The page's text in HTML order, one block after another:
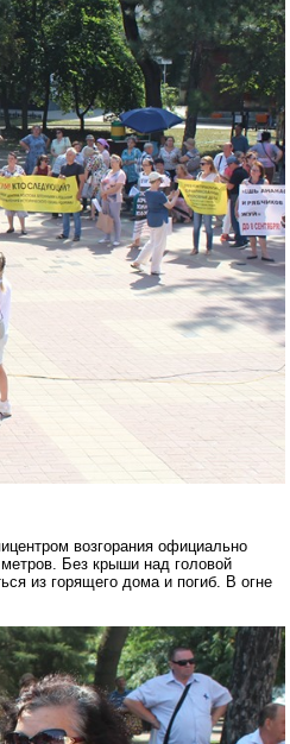
возгорания официально
Без крыши над головой
из горящего дома и погиб. В огне